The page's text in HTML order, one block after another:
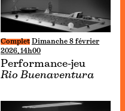
Complet
Dimanche 8 février
2026, 14h00
Performance-jeu
Rio Buenaventura